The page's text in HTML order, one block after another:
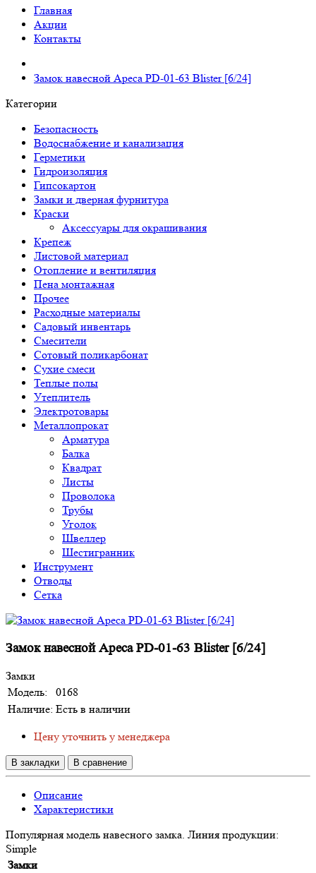
Главная
Акции
Контакты
Замок навесной Apeca PD-01-63 Blister [6/24]
Категории
Безопасность
Водоснабжение и канализация
Герметики
Гидроизоляция
Гипсокартон
Замки и дверная фурнитура
Краски
Аксессуары для окрашивания
Крепеж
Листовой материал
Отопление и вентиляция
Пена монтажная
Прочее
Расходные материалы
Садовый инвентарь
Смесители
Сотовый поликарбонат
Сухие смеси
Теплые полы
Утеплитель
Электротовары
Металлопрокат
Арматура
Балка
Квадрат
Листы
Проволока
Трубы
Уголок
Швеллер
Шестигранник
Инструмент
Отводы
Сетка
Замок навесной Apeca PD-01-63 Blister [6/24]
Замки
Модель:
0168
Наличие: Есть в наличии
Цену уточнить у менеджера
В закладки В сравнение
Описание
Характеристики
Популярная модель навесного замка. Линия продукции:
Simple
Замки